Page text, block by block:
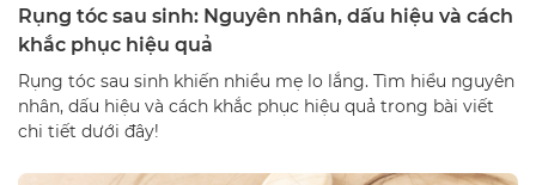
Rụng tóc sau sinh: Nguyên nhân, dấu hiệu và cách
khắc phục hiệu quả
Rụng tóc sau sinh khiến nhiều mẹ lo lắng. Tìm hiểu nguyên
nhân, dấu hiệu và cách khắc phục hiệu quả trong bài viết
chi tiết dưới đây!